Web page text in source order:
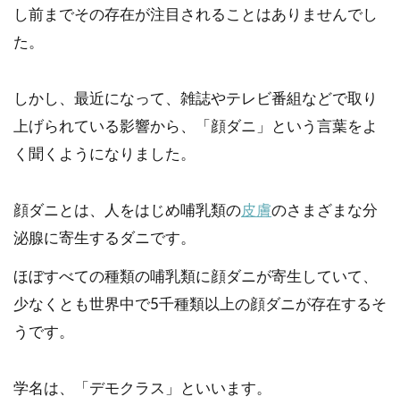
し前までその存在が注目されることはありませんでし
た。
しかし、最近になって、雑誌やテレビ番組などで取り
上げられている影響から、「顔ダニ」という言葉をよ
く聞くようになりました。
顔ダニとは、人をはじめ哺乳類の皮膚のさまざまな分
泌腺に寄生するダニです。
ほぼすべての種類の哺乳類に顔ダニが寄生していて、
少なくとも世界中で5千種類以上の顔ダニが存在するそ
うです。
学名は、「デモクラス」といいます。